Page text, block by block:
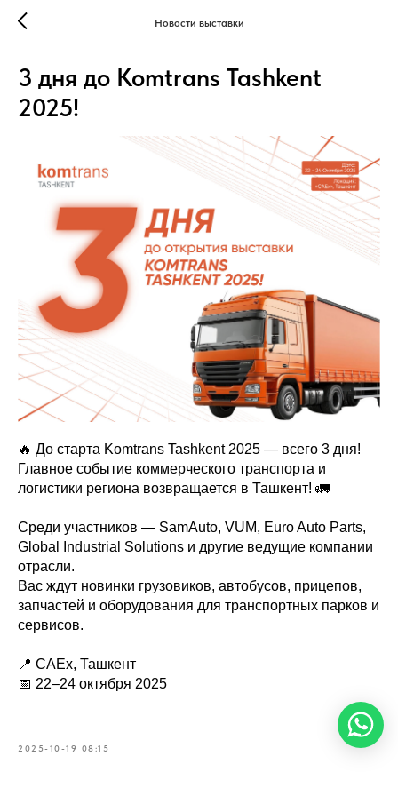
Новости выставки
3 дня до Komtrans Tashkent
2025!
🔥 До старта Komtrans Tashkent 2025 — всего 3 дня!
Главное событие коммерческого транспорта и
логистики региона возвращается в Ташкент! 🚛
Среди участников — SamAuto, VUM, Euro Auto Parts,
Global Industrial Solutions и другие ведущие компании
отрасли.
Вас ждут новинки грузовиков, автобусов, прицепов,
запчастей и оборудования для транспортных парков и
сервисов.
📍 CAEx, Ташкент
📅 22–24 октября 2025
2025-10-19 08:15